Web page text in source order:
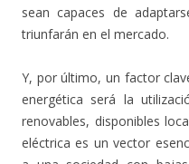
sean capaces de
triunfarán en el mercado.
Y, por último, un factor
energética será la
renovables, disponibles
eléctrica es un vector